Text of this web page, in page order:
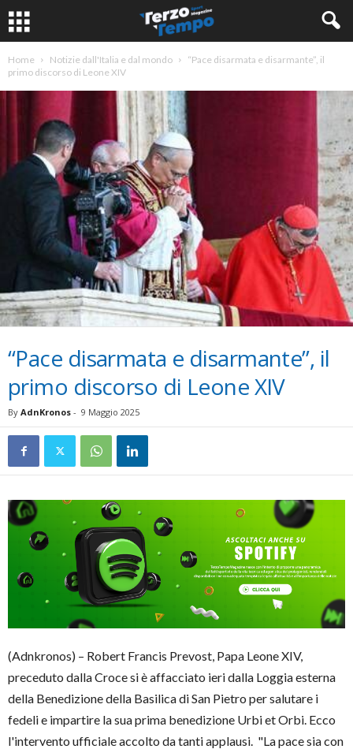
Home Notizie dall'Italia e dal mondo
“Pace disarmata e disarmante”, il
primo discorso di Leone XIV
“Pace disarmata e disarmante”, il
primo discorso di Leone XIV
By AdnKronos - 9 Maggio 2025
(Adnkronos) – Robert Francis Prevost, Papa Leone XIV,
preceduto dalla Croce si è affacciato ieri dalla Loggia esterna
della Benedizione della Basilica di San Pietro per salutare i
fedeli e impartire la sua prima benedizione Urbi et Orbi. Ecco
l'intervento ufficiale accolto da tanti applausi. "La pace sia con